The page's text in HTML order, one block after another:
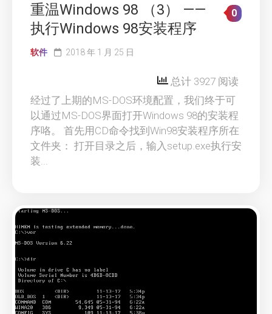
重温Windows 98 （3） ——
执行Windows 98安装程序
0
软件 2018 年 1 月 25 日
总计 3927 阅读
经过了上期的MS-DOS环境配置，我们终于可
以通过MS-DOS界面打开Windows 98的安装程
序咯。 首先用CD命令找到Win98安装程序所在
文件夹： 打开目录之后，输入setup.exe执行安
装...